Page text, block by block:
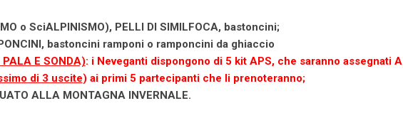
o SciALPINISMO), PELLI DI SIMILFOCA, bastoncini;
bastoncini ramponi o ramponcini da ghiaccio
E SONDA): i Neveganti dispongono di 5 kit APS, che saranno assegnati A
di 3 uscite) ai primi 5 partecipanti che li prenoteranno;
ALLA MONTAGNA INVERNALE.